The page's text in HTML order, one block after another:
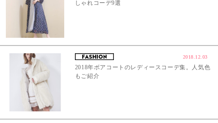
しゃれコーデ9選
2018.12.03
2018年ボアコートのレディースコーデ集。人気色
もご紹介